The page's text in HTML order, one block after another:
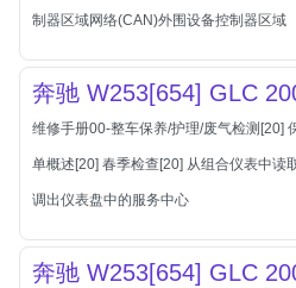
宝沃
宝骏
宝骏
宾利
本田
本田-广州本田
制器区域网络(CAN)外围设备控制器区域
奔驰 W253[654] GLC
维修手册00-整车保养/护理/废气检测[20]
单概述[20] 春季检查[20] 从组合仪表中读
调出仪表盘中的服务中心
奔驰 W253[654] GLC